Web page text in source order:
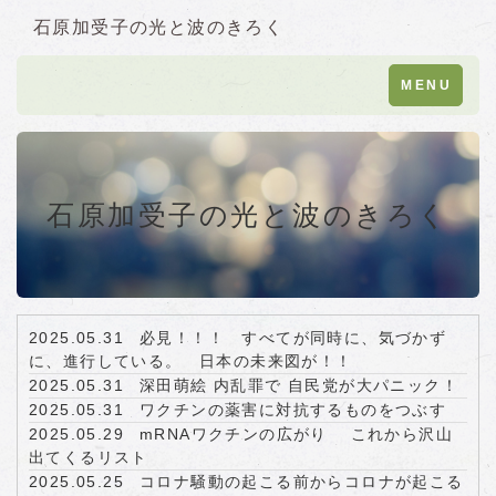
石原加受子の光と波のきろく
Toggle
navigation
MENU
石原加受子の光と波のきろく
2025.05.31
必見！！！ すべてが同時に、気づかず
に、進行している。 日本の未来図が！！
2025.05.31
深田萌絵 内乱罪で 自民党が大パニック！
2025.05.31
ワクチンの薬害に対抗するものをつぶす
2025.05.29
mRNAワクチンの広がり これから沢山
出てくるリスト
2025.05.25
コロナ騒動の起こる前からコロナが起こる